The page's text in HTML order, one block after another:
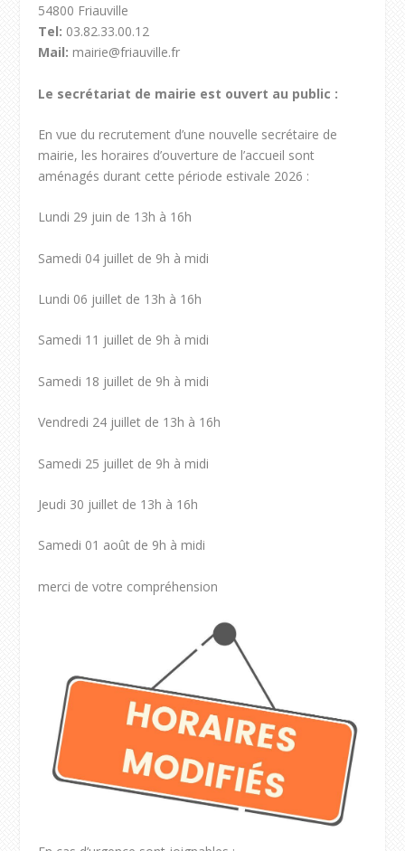
54800 Friauville
Tel: 03.82.33.00.12
Mail: mairie@friauville.fr
Le secrétariat de mairie est ouvert au public :
En vue du recrutement d’une nouvelle secrétaire de
mairie, les horaires d’ouverture de l’accueil sont
aménagés durant cette période estivale 2026 :
Lundi 29 juin de 13h à 16h
Samedi 04 juillet de 9h à midi
Lundi 06 juillet de 13h à 16h
Samedi 11 juillet de 9h à midi
Samedi 18 juillet de 9h à midi
Vendredi 24 juillet de 13h à 16h
Samedi 25 juillet de 9h à midi
Jeudi 30 juillet de 13h à 16h
Samedi 01 août de 9h à midi
merci de votre compréhension